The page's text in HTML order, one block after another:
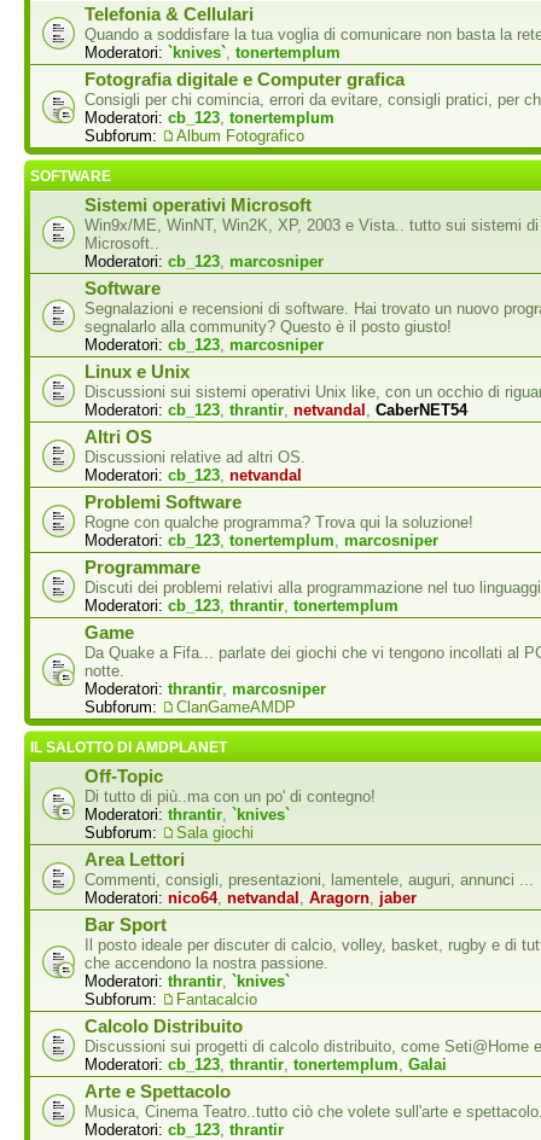
Telefonia & Cellulari
Quando a soddisfare la tua voglia di comunicare non basta la
Moderatori: `knives`, tonertemplum
Fotografia digitale e Computer grafica
Consigli per chi comincia, errori da evitare, consigli pratici, per
Moderatori: cb_123, tonertemplum
Subforum:
Album Fotografico
SOFTWARE
Sistemi operativi Microsoft
Win9x/ME, WinNT, Win2K, XP, 2003 e Vista.. tutto sui sistemi
Microsoft..
Moderatori: cb_123, marcosniper
Software
Segnalazioni e recensioni di software. Hai trovato un nuovo
segnalarlo alla community? Questo è il posto giusto!
Moderatori: cb_123, marcosniper
Linux e Unix
Discussioni sui sistemi operativi Unix like, con un occhio di
Moderatori: cb_123, thrantir, netvandal , CaberNET54
Altri OS
Discussioni relative ad altri OS.
Moderatori: cb_123, netvandal
Problemi Software
Rogne con qualche programma? Trova qui la soluzione!
Moderatori: cb_123, tonertemplum, marcosniper
Programmare
Discuti dei problemi relativi alla programmazione nel tuo
Moderatori: cb_123, thrantir, tonertemplum
Game
Da Quake a Fifa... parlate dei giochi che vi tengono incollati al
notte.
Moderatori: thrantir, marcosniper
Subforum:
ClanGameAMDP
IL SALOTTO DI AMDPLANET
Off-Topic
Di tutto di più..ma con un po' di contegno!
Moderatori: thrantir, `knives`
Subforum:
Sala giochi
Area Lettori
Commenti, consigli, presentazioni, lamentele, auguri, annunci ...
Moderatori: nico64, netvandal , Aragorn, jaber
Bar Sport
Il posto ideale per discuter di calcio, volley, basket, rugby e di
che accendono la nostra passione.
Moderatori: thrantir, `knives`
Subforum:
Fantacalcio
Calcolo Distribuito
Discussioni sui progetti di calcolo distribuito, come Seti@Home
Moderatori: cb_123, thrantir, tonertemplum, Galai
Arte e Spettacolo
Musica, Cinema Teatro..tutto ciò che volete sull'arte e
Moderatori: cb_123, thrantir